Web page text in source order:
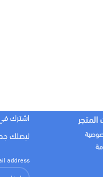
اشترك في
ليصلك
address: